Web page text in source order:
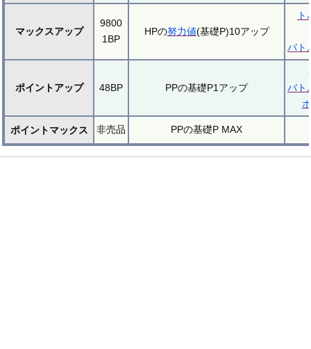
マックスアップ
9800
1BP
HPの努力値(基礎P)10アップ
バト
ポイントアップ 48BP PPの基礎P1アップ
バト
ポイントマックス 非売品 PPの基礎P MAX